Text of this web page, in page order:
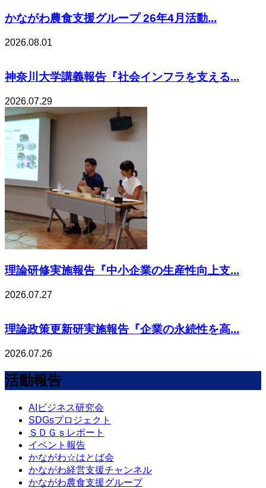
かながわ農食支援グループ 26年4月活動...
2026.08.01
神奈川大学講義報告『社会インフラを支える...
2026.07.29
理論研修実施報告『中小企業の生産性向上支...
2026.07.27
理論政策更新研実施報告『企業の永続性を高...
2026.07.26
活動報告
AIビジネス研究会
SDGsプロジェクト
ＳＤＧｓレポート
イベント報告
かながわ☆はとば会
かながわ経営支援チャンネル
かながわ農食支援グループ